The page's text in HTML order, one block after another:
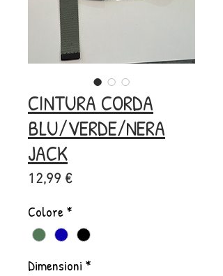
CINTURA CORDA
BLU/VERDE/NERA
JACK
12,99 €Prezzo
Colore*
Dimensioni *